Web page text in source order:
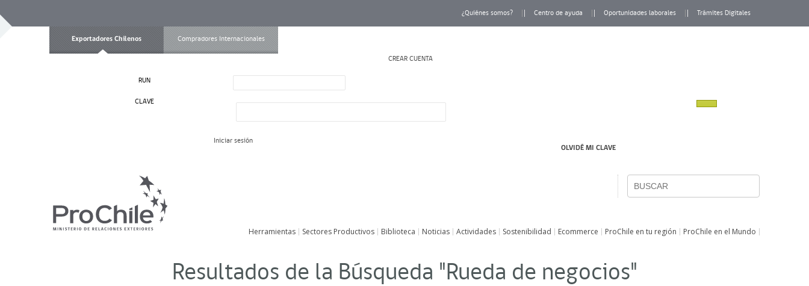
¿Quiénes somos? Centro de ayuda Oportunidades laborales Trámites Digitales
Exportadores Chilenos Compradores Internacionales
CREAR CUENTA
RUN
CLAVE
Iniciar sesión
OLVIDÉ MI CLAVE
Herramientas Sectores Productivos Biblioteca Noticias Actividades Sostenibilidad Ecommerce ProChile en tu región ProChile en el Mundo
Resultados de la Búsqueda "Rueda de negocios"